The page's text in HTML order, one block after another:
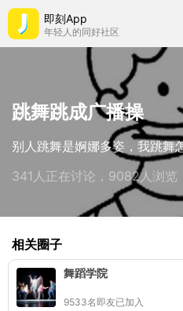
即刻App
年轻人的同好社区
跳舞跳成广播操
别人跳舞是婀娜多姿，我跳舞
341人正在讨论，9082人浏览
相关圈子
舞蹈学院
9533名即友已加入